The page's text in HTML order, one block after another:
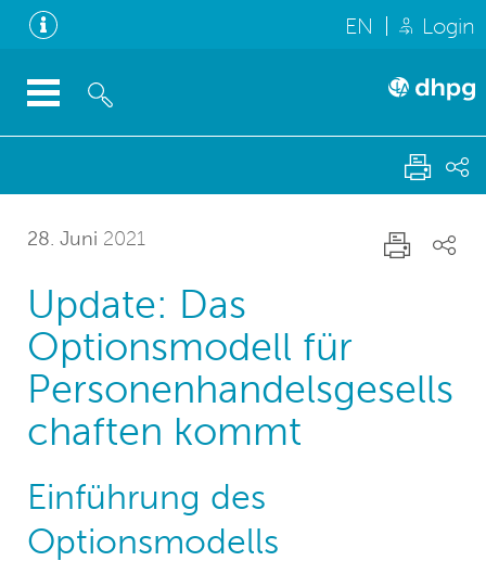
EN Login
28. Juni 2021
Update: Das
Optionsmodell für
Personenhandelsgesells
chaften kommt
Einführung des
Optionsmodells